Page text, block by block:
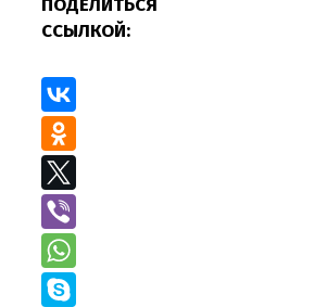
ПОДЕЛИТЬСЯ
ССЫЛКОЙ: